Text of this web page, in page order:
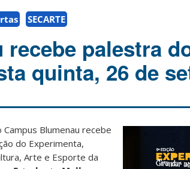
SECARTE
recebe palestra
quinta, 26 de
Campus Blumenau recebe
do Experimenta,
Arte e Esporte da